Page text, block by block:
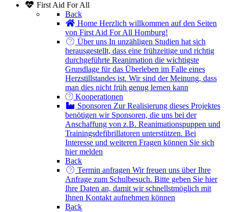
First Aid For All
Back
Home Herzlich willkommen auf den Seiten
von First Aid For All Homburg!
Über uns In unzähligen Studien hat sich
herausgestellt, dass eine frühzeitige und richtig
durchgeführte Reanimation die wichtigste
Grundlage für das Überleben im Falle eines
Herzstillstandes ist. Wir sind der Meinung, dass
man dies nicht früh genug lernen kann
Kooperationen
Sponsoren Zur Realisierung dieses Projektes
benötigen wir Sponsoren, die uns bei der
Anschaffung von z.B. Reanimationspuppen und
Trainingsdefibrillatoren unterstützen. Bei
Interesse und weiteren Fragen können Sie sich
hier melden
Back
Termin anfragen Wir freuen uns über Ihre
Anfrage zum Schulbesuch. Bitte geben Sie hier
Ihre Daten an, damit wir schnellstmöglich mit
Ihnen Kontakt aufnehmen können
Back